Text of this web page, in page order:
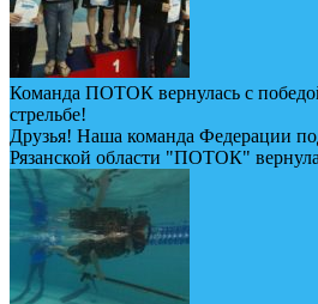
Команда ПОТОК вернулась с
стрельбе!
Друзья! Наша команда Федерации
Рязанской области "ПОТОК"